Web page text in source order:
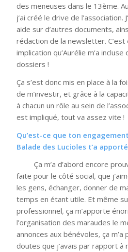
des meneuses dans le 13ème.
j’ai créé le drive de l’association.
aide sur d’autres documents,
rédaction de la newsletter. C’est
implication qu’Aurélie m’a
dossiers !
Ça s’est donc mis en place à la
de m’investir, et grâce à la
à chacun un rôle au sein de
est impliqué, tout va assez vite !
Qu’est-ce que ton
Balade des Lucioles t’a
Ça m’a d’abord encore
faite pour le côté social, que
les gens, échanger, donner de
temps en étant utile. Et même
professionnel, ça m’apporte
l’organisation des maraudes le
annonces aux bénévoles, ça m’a
doutes que j’avais par rapport à